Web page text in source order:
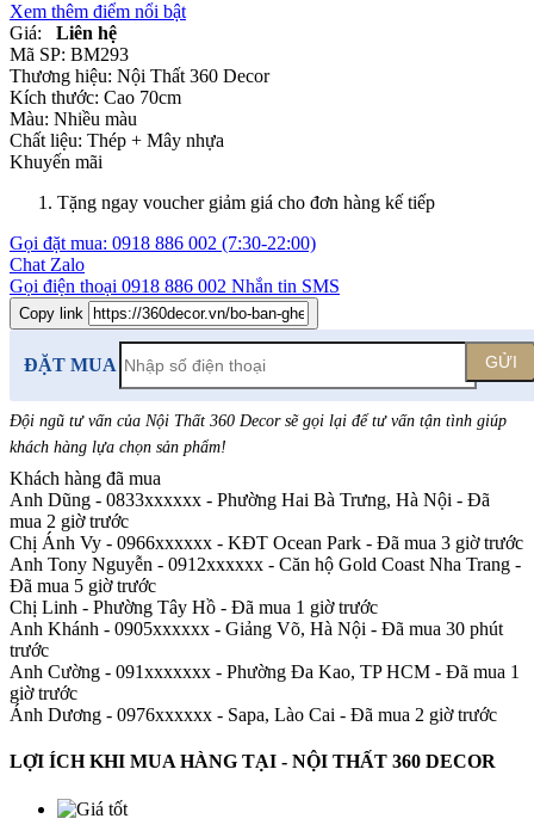
Xem thêm điểm nổi bật
Giá:
Liên hệ
Mã SP: BM293
Thương hiệu: Nội Thất 360 Decor
Kích thước: Cao 70cm
Màu: Nhiều màu
Chất liệu: Thép + Mây nhựa
Khuyến mãi
Tặng ngay voucher giảm giá cho đơn hàng kế tiếp
Gọi đặt mua: 0918 886 002 (7:30-22:00)
Chat Zalo
Gọi điện thoại 0918 886 002 Nhắn tin SMS
Copy link
ĐẶT MUA GỬI
Đội ngũ tư vấn của Nội Thất 360 Decor sẽ gọi lại để tư vấn tận tình giúp
khách hàng lựa chọn sản phẩm!
Khách hàng đã mua
Anh Dũng - 0833xxxxxx - Phường Hai Bà Trưng, Hà Nội - Đã
mua 2 giờ trước
Chị Ánh Vy - 0966xxxxxx - KĐT Ocean Park - Đã mua 3 giờ trước
Anh Tony Nguyễn - 0912xxxxxx - Căn hộ Gold Coast Nha Trang -
Đã mua 5 giờ trước
Chị Linh - Phường Tây Hồ - Đã mua 1 giờ trước
Anh Khánh - 0905xxxxxx - Giảng Võ, Hà Nội - Đã mua 30 phút
trước
Anh Cường - 091xxxxxxx - Phường Đa Kao, TP HCM - Đã mua 1
giờ trước
Ánh Dương - 0976xxxxxx - Sapa, Lào Cai - Đã mua 2 giờ trước
LỢI ÍCH KHI MUA HÀNG TẠI - NỘI THẤT 360 DECOR